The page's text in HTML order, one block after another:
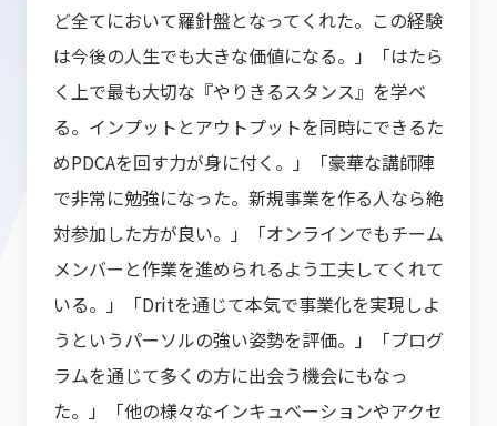
ど全てにおいて羅針盤となってくれた。この経験
は今後の人生でも大きな価値になる。」「はたら
く上で最も大切な『やりきるスタンス』を学べ
る。インプットとアウトプットを同時にできるた
めPDCAを回す力が身に付く。」「豪華な講師陣
で非常に勉強になった。新規事業を作る人なら絶
対参加した方が良い。」「オンラインでもチーム
メンバーと作業を進められるよう工夫してくれて
いる。」「Dritを通じて本気で事業化を実現しよ
うというパーソルの強い姿勢を評価。」「プログ
ラムを通じて多くの方に出会う機会にもなっ
た。」「他の様々なインキュベーションやアクセ